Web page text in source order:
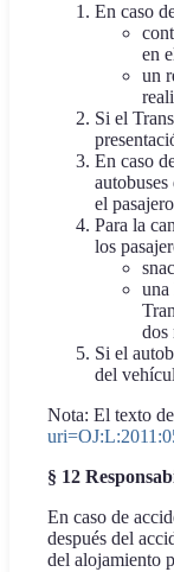
En caso
en
un
Si el
En caso
el
Para la
los
una
dos
Si el
del
Nota: El texto
§ 12
En caso de
después del
del alojamiento